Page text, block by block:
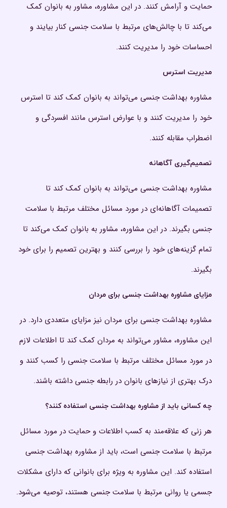
حمایت و آرامش کنند. در این مشاوره، مشاور به بانوان کمک
می‌کند تا با چالش‌های مرتبط با سلامت جنسی کنار بیایند و
احساسات خود را مدیریت کنند.
مدیریت استرس
مشاوره بهداشت جنسی می‌تواند به بانوان کمک کند تا استرس
خود را مدیریت کنند و با عوارض استرس مانند افسردگی و
اضطراب مقابله کنند.
تصمیم‌گیری آگاهانه
مشاوره بهداشت جنسی می‌تواند به بانوان کمک کند تا
تصمیمات آگاهانه‌ای در مورد مسائل مختلف مرتبط با سلامت
جنسی بگیرند. در این مشاوره، مشاور به بانوان کمک می‌کند تا
تمام گزینه‌های خود را بررسی کنند و بهترین تصمیم را برای خود
بگیرند.
مزایای مشاوره بهداشت جنسی برای مردان
مشاوره بهداشت جنسی برای مردان نیز مزایای متعددی دارد. در
این مشاوره، مشاور می‌تواند به مردان کمک کند تا اطلاعات لازم
در مورد مسائل مختلف مرتبط با سلامت جنسی را کسب کنند و
درک بهتری از نیازهای بانوان در رابطه جنسی داشته باشند.
چه کسانی باید از مشاوره بهداشت جنسی استفاده کنند؟
هر زنی که علاقه‌مند به کسب اطلاعات و حمایت در مورد مسائل
مرتبط با سلامت جنسی است، باید از مشاوره بهداشت جنسی
استفاده کند. این مشاوره به ویژه برای بانوانی که دارای مشکلات
جسمی یا روانی مرتبط با سلامت جنسی هستند، توصیه می‌شود.